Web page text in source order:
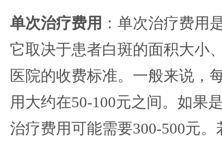
单次治疗费用 ：单次治疗费用
它取决于患者白斑的面积大小
医院的收费标准。一般来说，
用大约在50-100元之间。如果
治疗费用可能需要300-500元